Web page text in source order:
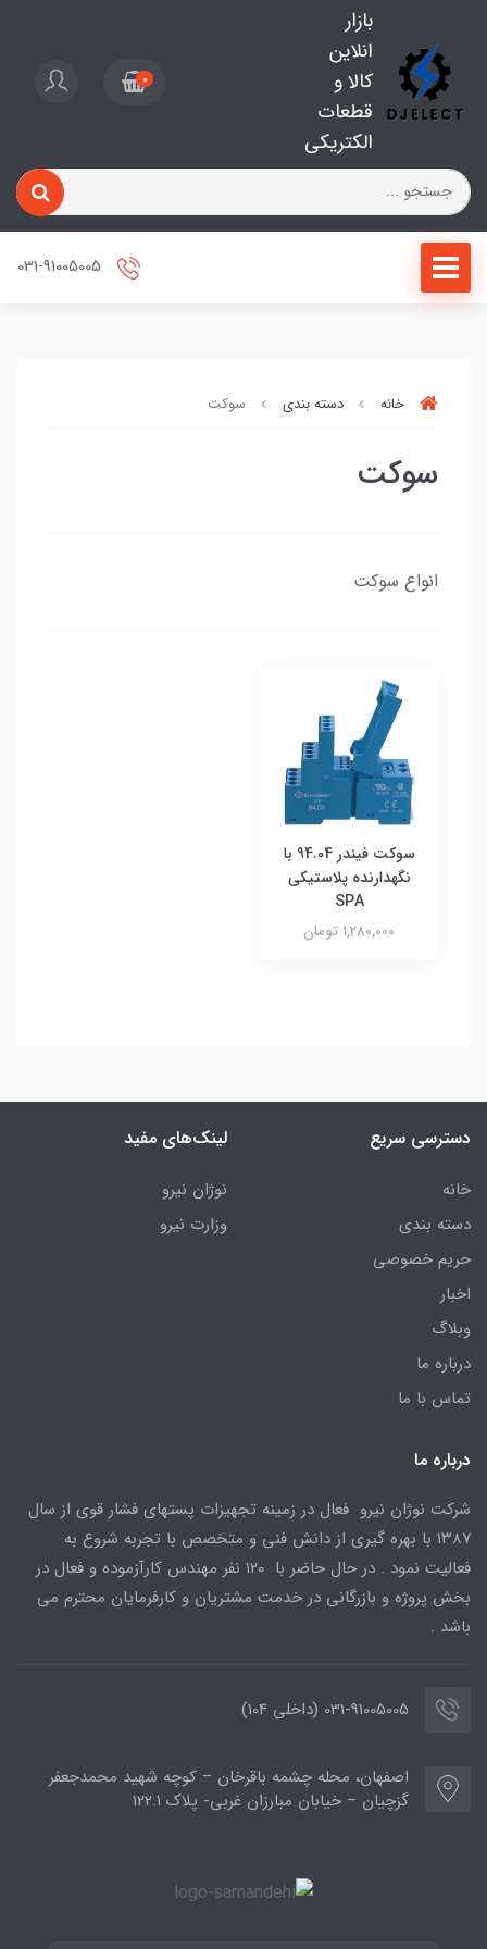
بازار
انلاین
کالا و
قطعات
الکتریکی
0
خانه دسته بندی سوکت
سوکت
انواع سوکت
سوکت فیندر 94.04 با
نگهدارنده پلاستیکی
SPA
1,280,000 تومان
دسترسی سریع
خانه
دسته بندی
حریم خصوصی
اخبار
وبلاگ
درباره ما
تماس با ما
لینک‌های مفید
نوژان نیرو
وزارت نیرو
درباره ما
شرکت نوژان نیرو فعال در زمینه تجهیزات پستهای فشار قوی از سال
۱۳۸۷ با بهره گیری از دانش فنی و متخصص با تجربه شروع به
فعالیت نمود . در حال حاضر با ۱۲۰ نفر مهندس کارآزموده و فعال در
بخش پروژه و بازرگانی در خدمت مشتریان و کارفرمایان محترم می
باشد .
031-91005005 (داخلی 104)
اصفهان، محله چشمه باقرخان – کوچه شهید محمدجعفر
گزچیان – خیابان مبارزان غربی- پلاک 122.1